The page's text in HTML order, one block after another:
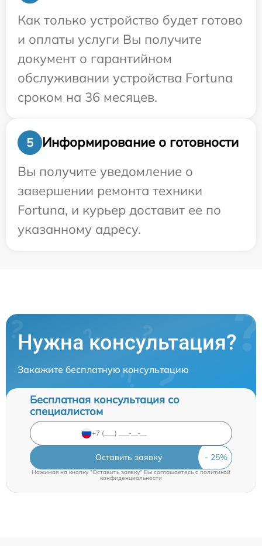
Как только устройство будет готово
и оплаты услуги Вы получите
документ о гарантийном
обслуживании устройства Fortuna
сроком на 36 месяцев.
5
Информирование о готовности
Вы получите уведомление о
завершении ремонта техники
Fortuna, и курьер доставит ее по
указанному адресу.
Нужна консультация?
Закажите бесплатную консультацию
Бесплатная консультация со
специалистом
Оставить заявку
Нажимая на кнопку "Оставить заявку" Вы соглашаетесь cполитикой
конфиденциальности